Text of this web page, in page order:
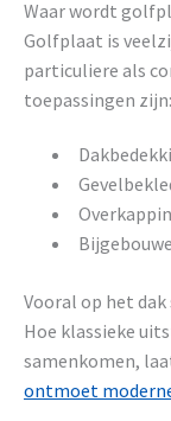
Waar wordt
Golfplaat is
particuliere als
toepassingen zijn:
Vooral op het
Hoe klassieke
samenkomen,
ontmoet